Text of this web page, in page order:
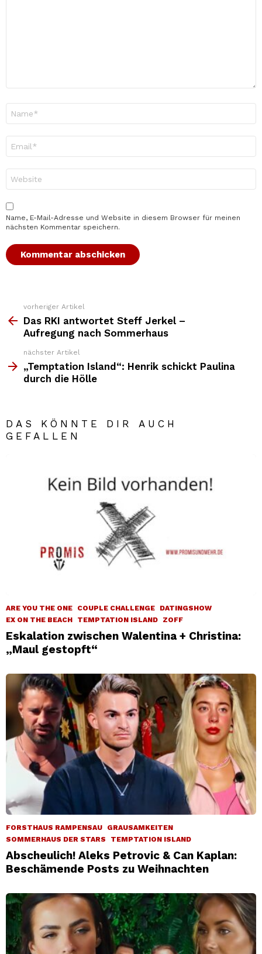
Mail-
Adresse
*
Name, E-Mail-Adresse und Website in diesem Browser für meinen
nächsten Kommentar speichern.
Weitere
Top
News
vorheriger Artikel
Das RKI antwortet Steff Jerkel –
Aufregung nach Sommerhaus
nächster Artikel
„Temptation Island“: Henrik schickt Paulina
durch die Hölle
DAS KÖNNTE DIR AUCH
GEFALLEN
ARE YOU THE ONE COUPLE CHALLENGE
DATINGSHOW
EX ON THE BEACH
TEMPTATION ISLAND ZOFF
Eskalation zwischen Walentina + Christina:
„Maul gestopft“
FORSTHAUS RAMPENSAU
GRAUSAMKEITEN
SOMMERHAUS DER STARS
TEMPTATION ISLAND
Abscheulich! Aleks Petrovic & Can Kaplan:
Beschämende Posts zu Weihnachten